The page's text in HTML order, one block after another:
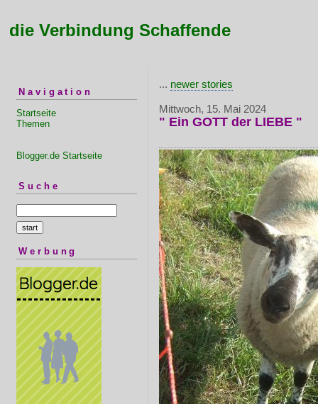
die Verbindung Schaffende
Navigation
Startseite
Themen
Blogger.de Startseite
Suche
Werbung
... newer stories
Mittwoch, 15. Mai 2024
" Ein GOTT der LIEBE "